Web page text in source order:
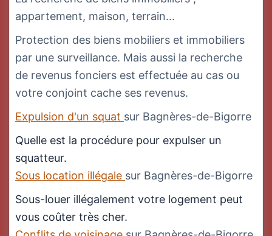
appartement, maison, terrain...
Protection des biens mobiliers et immobiliers
par une surveillance. Mais aussi la recherche
de revenus fonciers est effectuée au cas ou
votre conjoint cache ses revenus.
Expulsion d'un squat sur Bagnères-de-Bigorre
Quelle est la procédure pour expulser un
squatteur.
Sous location illégale sur Bagnères-de-Bigorre
Sous-louer illégalement votre logement peut
vous coûter très cher.